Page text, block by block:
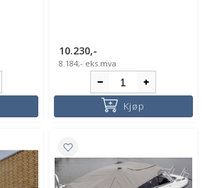
10.230,-
8.184,- eks.mva
Kjøp